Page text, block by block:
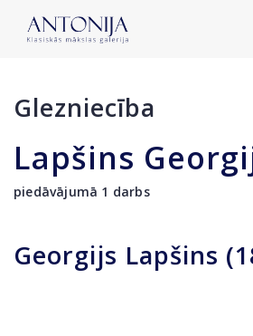
Glezniecība
Lapšins
piedāvājumā 1 darbs
Georgijs Lapšins